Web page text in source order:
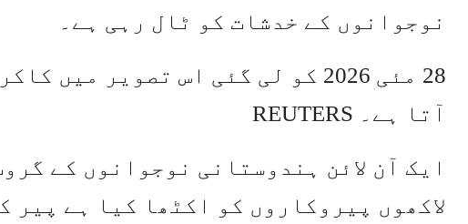
نوجوانوں کے خدشات کو ٹال رہی ہے۔
28 مئی 2026 کو لی گئی اس تصویر
آتا ہے۔ REUTERS
ایک آن لائن ہندوستانی نوجوانوں کے
لاکھوں پیروکاروں کو اکٹھا کیا ہے پیر